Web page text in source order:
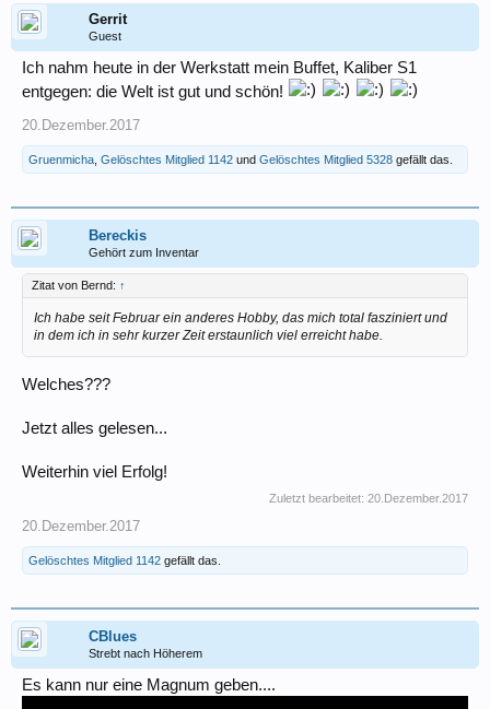
Gerrit
Guest
Ich nahm heute in der Werkstatt mein Buffet, Kaliber S1
entgegen: die Welt ist gut und schön!
20.Dezember.2017
Gruenmicha, Gelöschtes Mitglied 1142 und Gelöschtes Mitglied 5328 gefällt das.
Bereckis
Gehört zum Inventar
Zitat von Bernd: ↑
Ich habe seit Februar ein anderes Hobby, das mich total fasziniert und
in dem ich in sehr kurzer Zeit erstaunlich viel erreicht habe.
Welches???
Jetzt alles gelesen...
Weiterhin viel Erfolg!
Zuletzt bearbeitet: 20.Dezember.2017
20.Dezember.2017
Gelöschtes Mitglied 1142 gefällt das.
CBlues
Strebt nach Höherem
Es kann nur eine Magnum geben....